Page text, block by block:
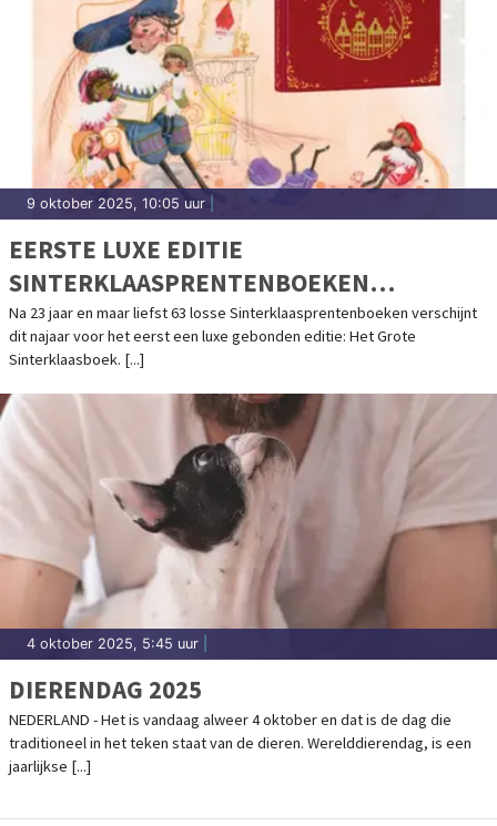
9 oktober 2025, 10:05 uur
EERSTE LUXE EDITIE
SINTERKLAASPRENTENBOEKEN
GEBUNDELD
Na 23 jaar en maar liefst 63 losse Sinterklaasprentenboeken verschijnt
dit najaar voor het eerst een luxe gebonden editie: Het Grote
Sinterklaasboek. [...]
4 oktober 2025, 5:45 uur
DIERENDAG 2025
NEDERLAND - Het is vandaag alweer 4 oktober en dat is de dag die
traditioneel in het teken staat van de dieren. Werelddierendag, is een
jaarlijkse [...]